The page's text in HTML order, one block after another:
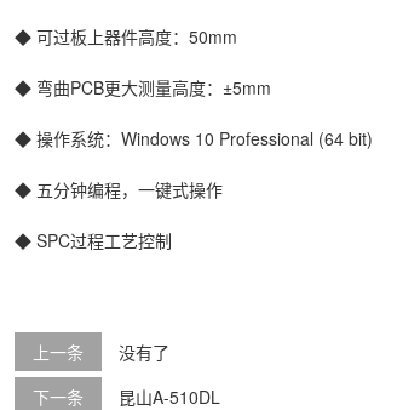
◆ 可过板上器件高度：50mm
◆ 弯曲PCB更大测量高度：±5mm
◆ 操作系统：Windows 10 Professional (64 bit)
◆ 五分钟编程，一键式操作
◆ SPC过程工艺控制
上一条
没有了
下一条
昆山A-510DL